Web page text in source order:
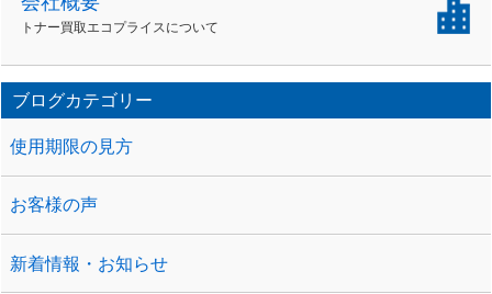
トナー買取エコプライスについて
ブログカテゴリー
使用期限の見方
お客様の声
新着情報・お知らせ